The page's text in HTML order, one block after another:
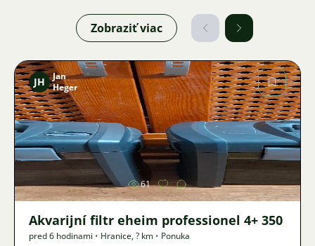
Zobraziť viac
Obrázok
JH
Jan
Heger
61
Akvarijní filtr eheim professionel 4+ 350
pred 6 hodinami • Hranice,? km • Ponuka